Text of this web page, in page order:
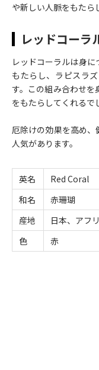
や新しい人脈をもたら
レッドコーラ
レッドコーラルは身
もたらし、ラピスラ
す。この組み合わせを
をもたらしてくれるで
厄除けの効果を高め
人気があります。
英名
Red Coral
和名
赤珊瑚
産地
日本、アフ
色
赤